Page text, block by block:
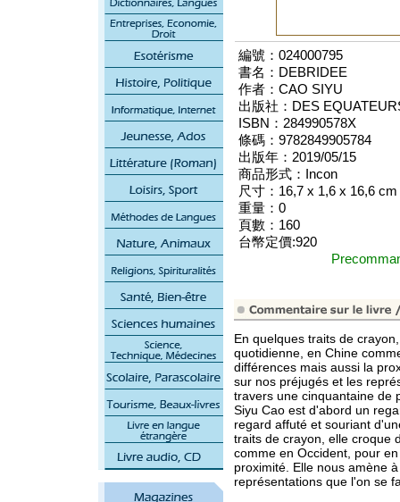
編號：024000795
書名：DEBRIDEE
作者：CAO SIYU
出版社：DES
ISBN：284990578X
條碼：9782849905784
出版年：2019/05/15
商品形式：Incon
尺寸：16,7 x 1,6 x 16,6 cm
重量：0
頁數：160
台幣定價:920
En quelques traits de
quotidienne, en Chine
différences mais aussi la
sur nos préjugés et les
travers une cinquantaine de
Siyu Cao est d'abord un
regard affuté et souriant
traits de crayon, elle croque
comme en Occident, pour
proximité. Elle nous amène
représentations que l'on se